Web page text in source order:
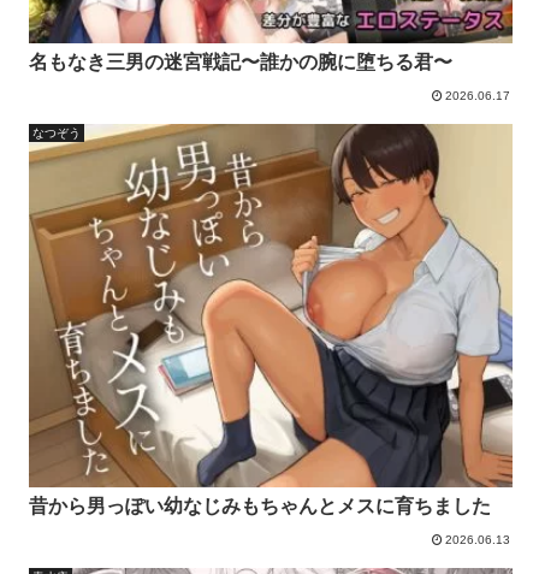
名もなき三男の迷宮戦記〜誰かの腕に堕ちる君〜
2026.06.17
なつぞう
昔から男っぽい幼なじみもちゃんとメスに育ちました
2026.06.13